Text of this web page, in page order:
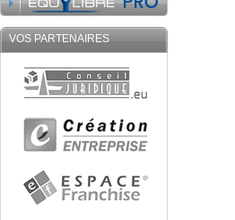
VOS PARTENAIRES